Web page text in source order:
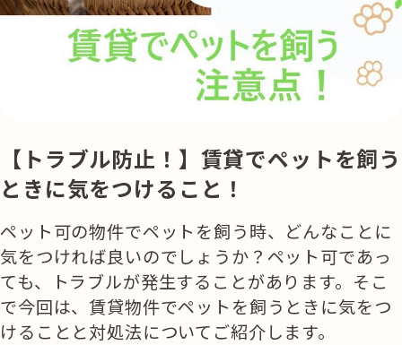
【トラブル防止！】賃貸でペットを飼う
ときに気をつけること！
ペット可の物件でペットを飼う時、どんなことに
気をつければ良いのでしょうか？ペット可であっ
ても、トラブルが発生することがあります。そこ
で今回は、賃貸物件でペットを飼うときに気をつ
けることと対処法についてご紹介します。